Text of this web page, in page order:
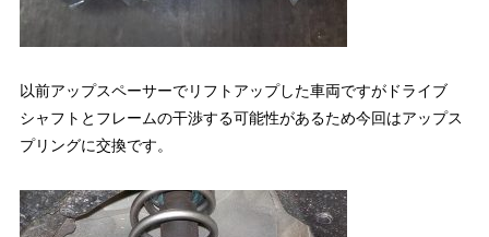
以前アップスペーサーでリフトアップした車両ですがドライブ
シャフトとフレームの干渉する可能性があるため今回はアップス
プリングに交換です。